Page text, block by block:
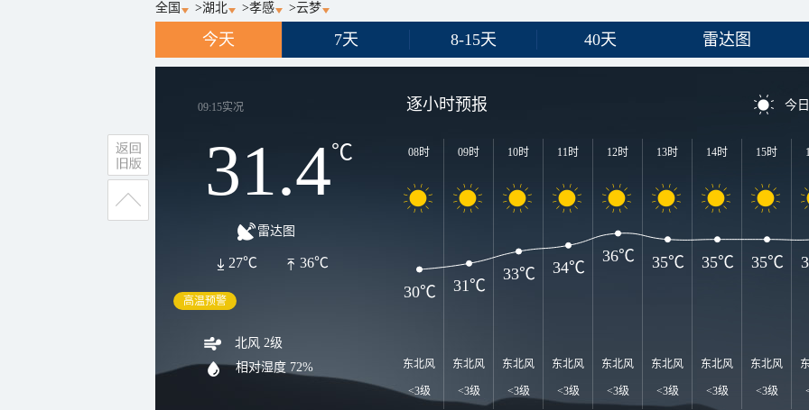
全国 >湖北 >孝感 >云梦
今天 7天 8-15天 40天 雷达图
09:15实况
31.4℃
雷达图
36℃
27℃
高温预警
北风 2级
相对湿度 72%
逐小时预报 今
08时
东北风
<3级
09时
东北风
<3级
10时
东北风
<3级
11时
东北风
<3级
12时
东北风
<3级
13时
东北风
<3级
14时
东北风
<3级
15时
东北风
<3级
30℃ 31℃
33℃ 34℃
36℃ 35℃ 35℃ 35℃